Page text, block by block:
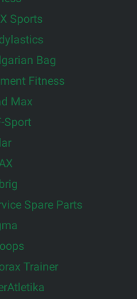
Sports
Bag
Fitness
Max
Sport
Spare Parts
Trainer